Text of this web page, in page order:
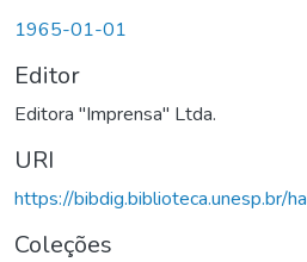
1965-01-01
Editor
Editora "Imprensa" Ltda.
URI
https://bibdig.biblioteca.unesp.br/
Coleções